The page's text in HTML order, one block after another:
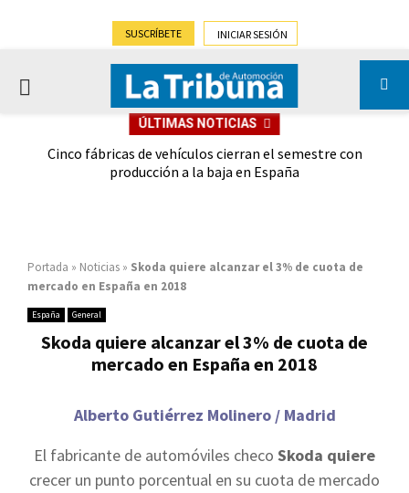
SUSCRÍBETE INICIAR SESIÓN
PRIMARY
ÚLTIMAS NOTICIAS
Cinco fábricas de vehículos cierran el semestre con
producción a la baja en España
Portada » Noticias » Skoda quiere alcanzar el 3% de cuota de
mercado en España en 2018
España General
Skoda quiere alcanzar el 3% de cuota de
mercado en España en 2018
Alberto Gutiérrez Molinero / Madrid
El fabricante de automóviles checo Skoda quiere
crecer un punto porcentual en su cuota de mercado